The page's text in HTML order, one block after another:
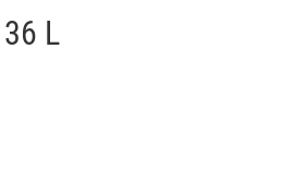
L